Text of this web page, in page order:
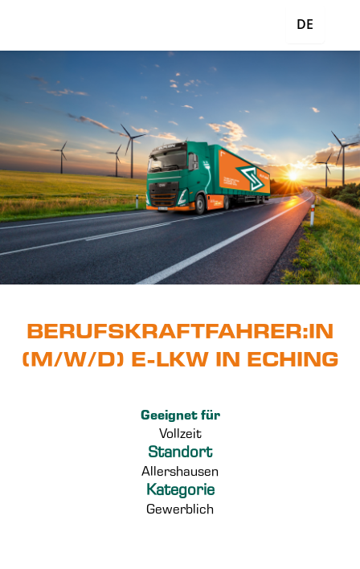
DE
BERUFSKRAFTFAHRER:IN
(M/W/D) E-LKW IN ECHING
Geeignet für
Vollzeit
Standort
Allershausen
Kategorie
Gewerblich